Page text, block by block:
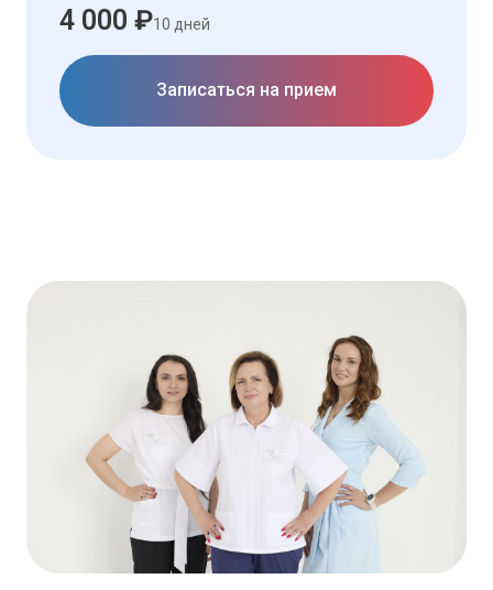
4 000 ₽10 дней
Записаться на прием